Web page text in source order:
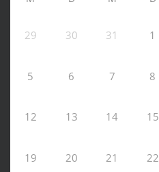
29 30 31 1
5 6 7 8
12 13 14 15
19 20 21 22